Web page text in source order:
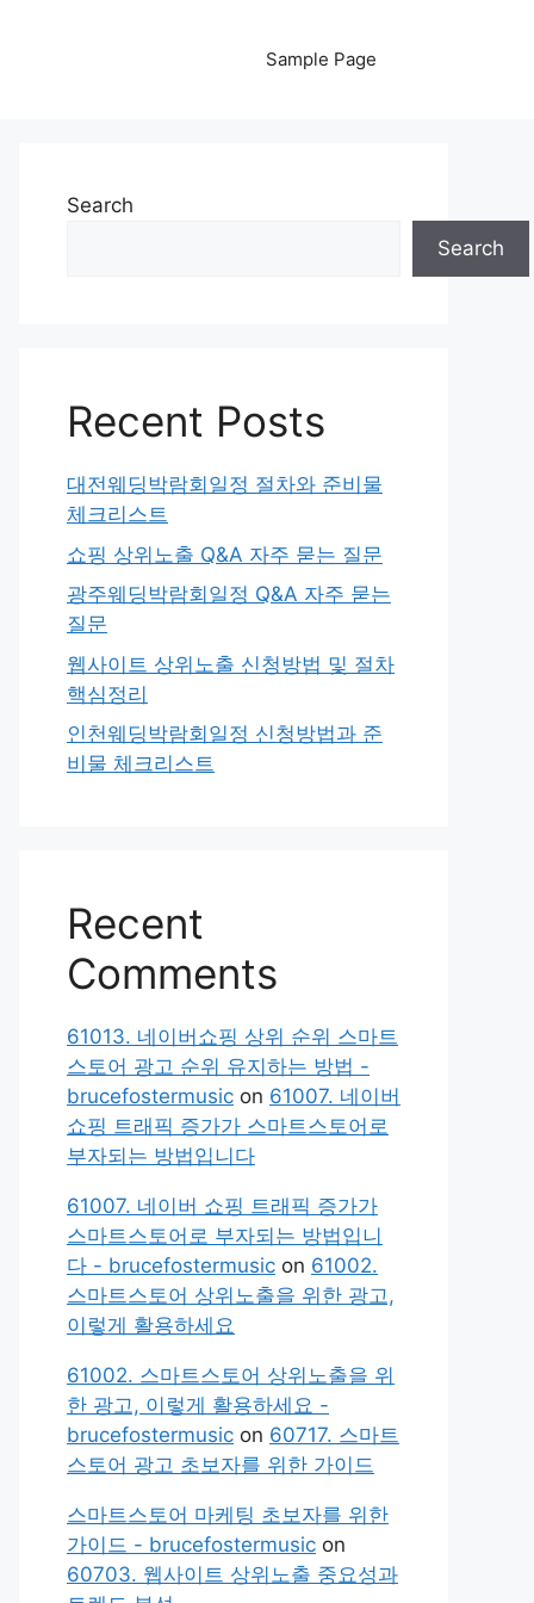
Sample Page
Search
Search
Recent Posts
대전웨딩박람회일정 절차와 준비물
체크리스트
쇼핑 상위노출 Q&A 자주 묻는 질문
광주웨딩박람회일정 Q&A 자주 묻는
질문
웹사이트 상위노출 신청방법 및 절차
핵심정리
인천웨딩박람회일정 신청방법과 준
비물 체크리스트
Recent
Comments
61013. 네이버쇼핑 상위 순위 스마트
스토어 광고 순위 유지하는 방법 -
brucefostermusic on 61007. 네이버
쇼핑 트래픽 증가가 스마트스토어로
부자되는 방법입니다
61007. 네이버 쇼핑 트래픽 증가가
스마트스토어로 부자되는 방법입니
다 - brucefostermusic on 61002.
스마트스토어 상위노출을 위한 광고,
이렇게 활용하세요
61002. 스마트스토어 상위노출을 위
한 광고, 이렇게 활용하세요 -
brucefostermusic on 60717. 스마트
스토어 광고 초보자를 위한 가이드
스마트스토어 마케팅 초보자를 위한
가이드 - brucefostermusic on
60703. 웹사이트 상위노출 중요성과